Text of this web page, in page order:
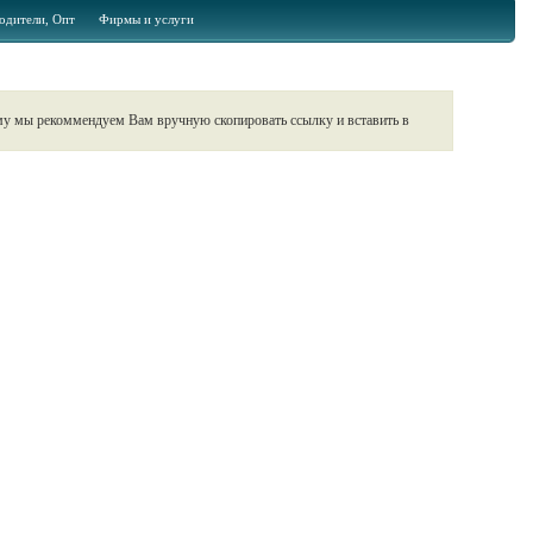
Опт Фирмы и услуги
мы рекоммендуем Вам вручную скопировать ссылку и вставить в